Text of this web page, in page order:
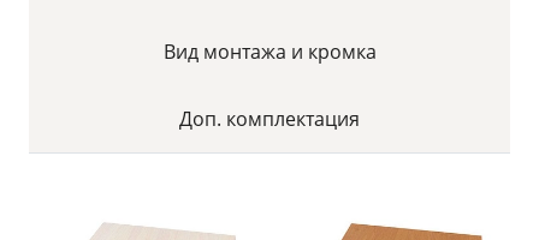
Вид монтажа и кромка
Доп. комплектация